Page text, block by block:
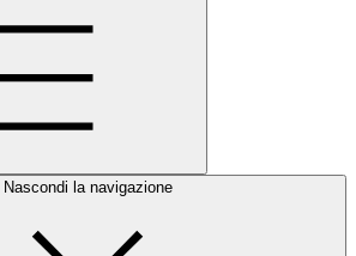
Nascondi la navigazione